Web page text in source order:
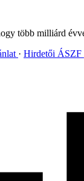
több milliárd
Hirdetői ÁSZF